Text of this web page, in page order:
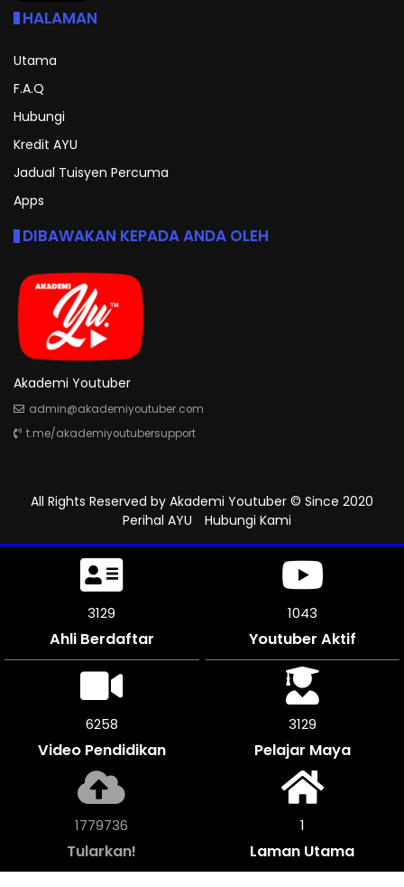
HALAMAN
Utama
F.A.Q
Hubungi
Kredit AYU
Jadual Tuisyen Percuma
Apps
DIBAWAKAN KEPADA ANDA OLEH
Akademi Youtuber
admin@akademiyoutuber.com
t.me/akademiyoutubersupport
All Rights Reserved by Akademi Youtuber © Since 2020
Perihal AYU
Hubungi Kami
3438
Ahli Berdaftar
1146
Youtuber Aktif
6876
Video Pendidikan
3438
Pelajar Maya
1957368
Tularkan!
1
Laman Utama